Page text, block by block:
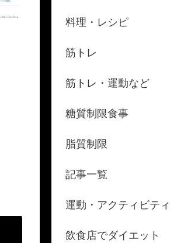
料理・レシピ
筋トレ
筋トレ・運動など
糖質制限食事
脂質制限
記事一覧
運動・アクティビテ
飲食店でダイエット